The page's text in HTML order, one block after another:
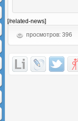
[/related-news]
просмотров: 396